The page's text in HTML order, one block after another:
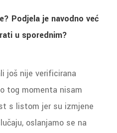
Podjela je navodno već
u sporednim?
još nije verificirana
tog momenta nisam
s listom jer su izmjene
oslanjamo se na